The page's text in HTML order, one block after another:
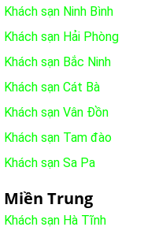
Khách sạn Ninh Bình
Khách sạn Hải Phòng
Khách sạn Bắc Ninh
Khách sạn Cát Bà
Khách sạn Vân Đồn
Khách sạn Tam đào
Khách sạn Sa Pa
Miền Trung
Khách sạn Hà Tĩnh